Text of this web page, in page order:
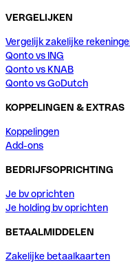
VERGELIJKEN
Vergelijk zakelijke
Qonto vs ING
Qonto vs KNAB
Qonto vs GoDutch
KOPPELINGEN & EXTRAS
Koppelingen
Add-ons
BEDRIJFSOPRICHTING
Je bv oprichten
Je holding bv oprichten
BETAALMIDDELEN
Zakelijke betaalkaarten